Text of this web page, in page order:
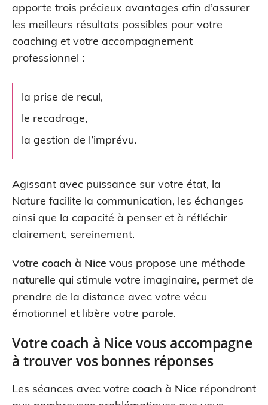
apporte trois précieux avantages afin d’assurer
les meilleurs résultats possibles pour votre
coaching et votre accompagnement
professionnel :
la prise de recul,
le recadrage,
la gestion de l’imprévu.
Agissant avec puissance sur votre état, la
Nature facilite la communication, les échanges
ainsi que la capacité à penser et à réfléchir
clairement, sereinement.
Votre coach à Nice vous propose une méthode
naturelle qui stimule votre imaginaire, permet de
prendre de la distance avec votre vécu
émotionnel et libère votre parole.
Votre coach à Nice vous accompagne
à trouver vos bonnes réponses
Les séances avec votre coach à Nice répondront